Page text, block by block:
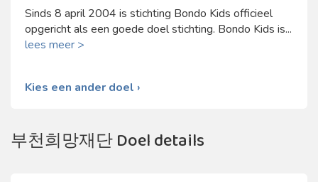
Sinds 8 april 2004 is stichting Bondo Kids officieel
opgericht als een goede doel stichting. Bondo Kids is...
lees meer >
Kies een ander doel ›
부천희망재단 Doel details